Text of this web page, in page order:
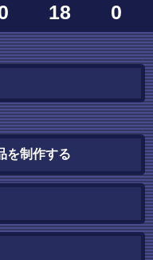
18 0
を制作する